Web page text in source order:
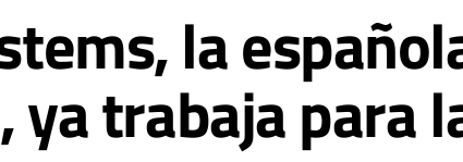
la
trabaja para